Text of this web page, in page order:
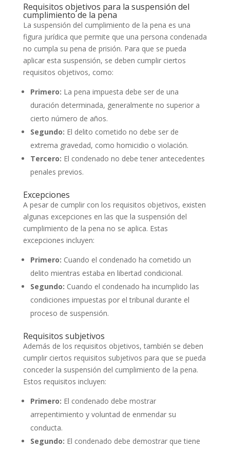
Requisitos objetivos para la suspensión del
cumplimiento de la pena
La suspensión del cumplimiento de la pena es una
figura jurídica que permite que una persona condenada
no cumpla su pena de prisión. Para que se pueda
aplicar esta suspensión, se deben cumplir ciertos
requisitos objetivos, como:
Primero: La pena impuesta debe ser de una
duración determinada, generalmente no superior a
cierto número de años.
Segundo: El delito cometido no debe ser de
extrema gravedad, como homicidio o violación.
Tercero: El condenado no debe tener antecedentes
penales previos.
Excepciones
A pesar de cumplir con los requisitos objetivos, existen
algunas excepciones en las que la suspensión del
cumplimiento de la pena no se aplica. Estas
excepciones incluyen:
Primero: Cuando el condenado ha cometido un
delito mientras estaba en libertad condicional.
Segundo: Cuando el condenado ha incumplido las
condiciones impuestas por el tribunal durante el
proceso de suspensión.
Requisitos subjetivos
Además de los requisitos objetivos, también se deben
cumplir ciertos requisitos subjetivos para que se pueda
conceder la suspensión del cumplimiento de la pena.
Estos requisitos incluyen:
Primero: El condenado debe mostrar
arrepentimiento y voluntad de enmendar su
conducta.
Segundo: El condenado debe demostrar que tiene